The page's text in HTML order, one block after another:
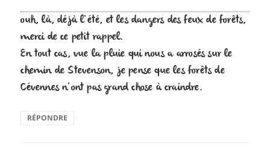
ouh, là, déjà l’été, et les dangers des feux de forêts,
merci de ce petit rappel.
En tout cas, vue la pluie qui nous a arrosés sur le
chemin de Stevenson, je pense que les forêts de
Cévennes n’ont pas grand chose à craindre.
RÉPONDRE